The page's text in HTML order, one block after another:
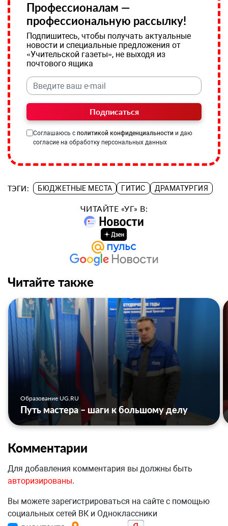
Профессионалам —
профессиональную рассылку!
Подпишитесь, чтобы получать актуальные
новости и специальные предложения от
«Учительской газеты», не выходя из
почтового ящика
Подписаться
Соглашаюсь с политикой конфиденциальности и даю
согласие на обработку персональных данных
ТЭГИ: БЮДЖЕТНЫЕ МЕСТА ГИТИС ДРАМАТУРГИЯ
ЧИТАЙТЕ «УГ» В:
Читайте также
Образование UG.RU
Путь мастера – шаги к большому делу
Комментарии
Для добавления комментария вы должны быть
авторизированы.
Вы можете зарегистрироваться на сайте с помощью
социальных сетей ВК и Одноклассники